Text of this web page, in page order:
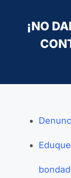
¡NO
bondad